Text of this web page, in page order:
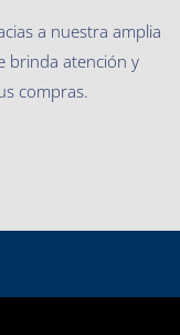
a nuestra amplia
brinda atención y
compras.